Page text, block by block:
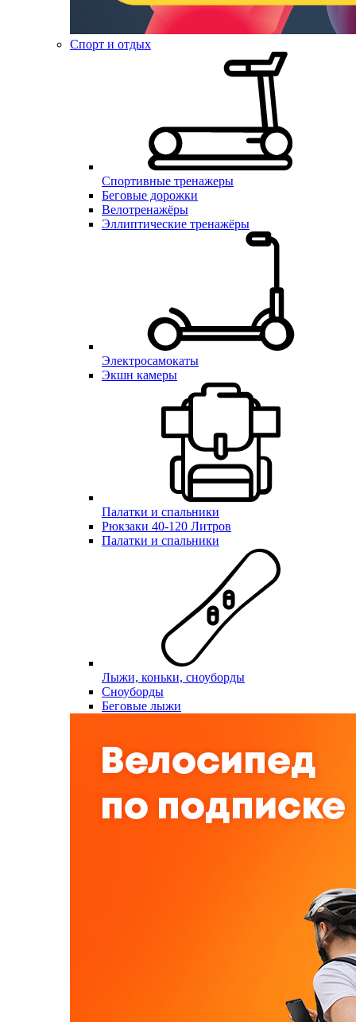
Спорт и отдых
Спортивные тренажеры
Беговые дорожки
Велотренажёры
Эллиптические тренажёры
Электросамокаты
Экшн камеры
Палатки и спальники
Рюкзаки 40-120 Литров
Палатки и спальники
Лыжи, коньки, сноуборды
Сноуборды
Беговые лыжи